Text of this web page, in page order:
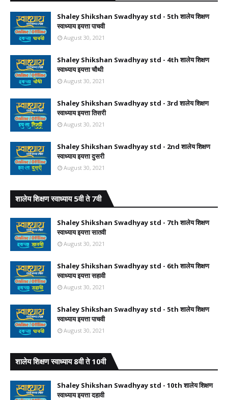
Shaley Shikshan Swadhyay std - 5th शालेय शिक्षण
स्वाध्याय इयत्ता पाचवी
August 30, 2021
Shaley Shikshan Swadhyay std - 4th शालेय शिक्षण
स्वाध्याय इयत्ता चौथी
August 30, 2021
Shaley Shikshan Swadhyay std - 3rd शालेय शिक्षण
स्वाध्याय इयत्ता तिसरी
August 30, 2021
Shaley Shikshan Swadhyay std - 2nd शालेय शिक्षण
स्वाध्याय इयत्ता दुसरी
August 30, 2021
शालेय शिक्षण स्वाध्याय 5वी ते 7वी
Shaley Shikshan Swadhyay std - 7th शालेय शिक्षण
स्वाध्याय इयत्ता सातवी
August 30, 2021
Shaley Shikshan Swadhyay std - 6th शालेय शिक्षण
स्वाध्याय इयत्ता सहावी
August 30, 2021
Shaley Shikshan Swadhyay std - 5th शालेय शिक्षण
स्वाध्याय इयत्ता पाचवी
August 30, 2021
शालेय शिक्षण स्वाध्याय 8वी ते 10वी
Shaley Shikshan Swadhyay std - 10th शालेय शिक्षण
स्वाध्याय इयत्ता दहावी